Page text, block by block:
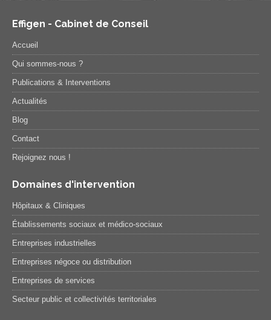
Effigen - Cabinet de Conseil
Accueil
Qui sommes-nous ?
Publications & Interventions
Actualités
Blog
Contact
Rejoignez nous !
Domaines d'intervention
Hôpitaux & Cliniques
Établissements sociaux et médico-sociaux
Entreprises industrielles
Entreprises négoce ou distribution
Entreprises de services
Secteur public et collectivités territoriales